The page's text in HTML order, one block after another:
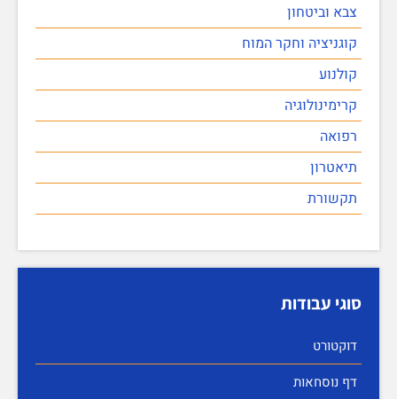
צבא וביטחון
קוגניציה וחקר המוח
קולנוע
קרימינולוגיה
רפואה
תיאטרון
תקשורת
סוגי עבודות
דוקטורט
דף נוסחאות